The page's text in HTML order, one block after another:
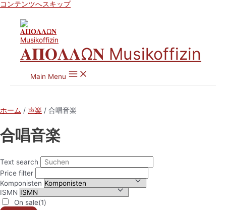
コンテンツへスキップ
𝚨𝚷𝚶𝚲𝚲Ω𝚴 Musikoffizin
Main Menu
ホーム / 声楽 / 合唱音楽
合唱音楽
Text search
Price filter
Komponisten
ISMN
On sale(1)